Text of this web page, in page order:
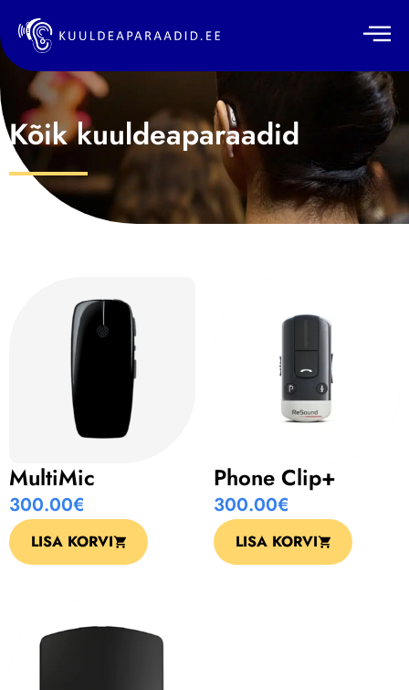
Kõik kuuldeaparaadid
MultiMic
300.00€
LISA KORVI
Phone Clip+
300.00€
LISA KORVI